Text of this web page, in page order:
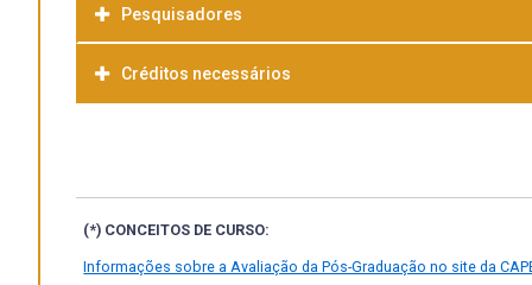
Pesquisadores
Créditos necessários
(*) CONCEITOS DE CURSO:
Informações sobre a Avaliação da Pós-Graduação no site da